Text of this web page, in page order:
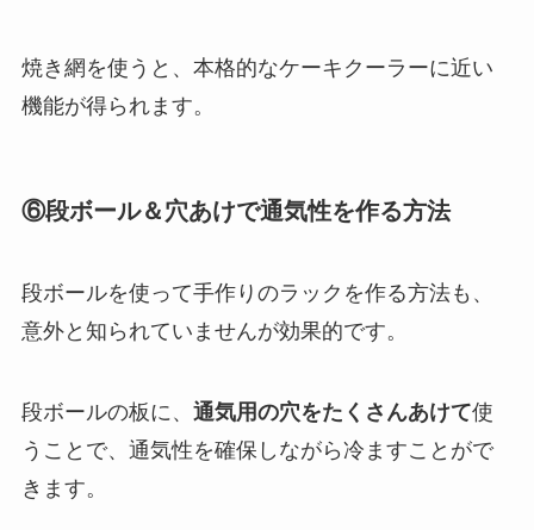
焼き網を使うと、本格的なケーキクーラーに近い
機能が得られます。
⑥段ボール＆穴あけで通気性を作る方法
段ボールを使って手作りのラックを作る方法も、
意外と知られていませんが効果的です。
段ボールの板に、 通気用の穴をたくさんあけて使
うことで、通気性を確保しながら冷ますことがで
きます。